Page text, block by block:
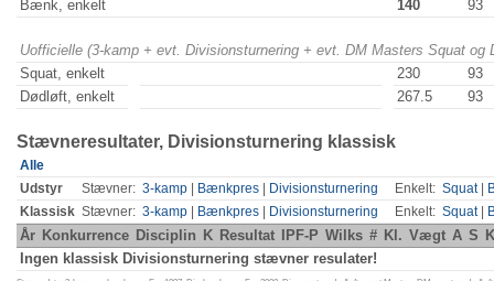
Bænk, enkelt
140 93
Uofficielle (3-kamp + evt. Divisionsturnering + evt. DM Masters Squat
Squat, enkelt
230
93
Dødløft, enkelt
267.5 93
Stævneresultater, Divisionsturnering klassisk
Alle
Udstyr
Stævner: 3-kamp Bænkpres Divisionsturnering Enkelt: Squat|
Klassisk Stævner: 3-kamp Bænkpres Divisionsturnering Enkelt: Squat|
År Konkurrence Disciplin K Resultat IPF-P Wilks # Kl. Vægt A S
Ingen klassisk Divisionsturnering stævner resulater!